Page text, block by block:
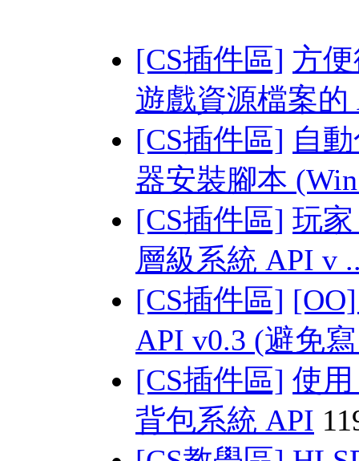
[CS插件區] 方便
遊戲資源檔案的
[CS插件區] 自
器安裝腳本
[CS插件區] 玩家
層級系統 API v
[CS插件區]
API v0.3 (避免
[CS插件區] 使用
背包系統 API